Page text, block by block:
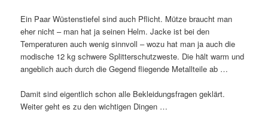
Ein Paar Wüstenstiefel sind auch Pflicht. Mütze braucht man
eher nicht – man hat ja seinen Helm. Jacke ist bei den
Temperaturen auch wenig sinnvoll – wozu hat man ja auch die
modische 12 kg schwere Splitterschutzweste. Die hält warm und
angeblich auch durch die Gegend fliegende Metallteile ab …
Damit sind eigentlich schon alle Bekleidungsfragen geklärt.
Weiter geht es zu den wichtigen Dingen …